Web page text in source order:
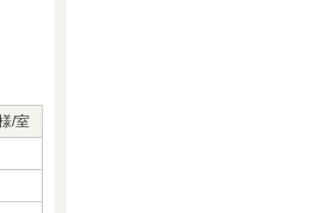
/室